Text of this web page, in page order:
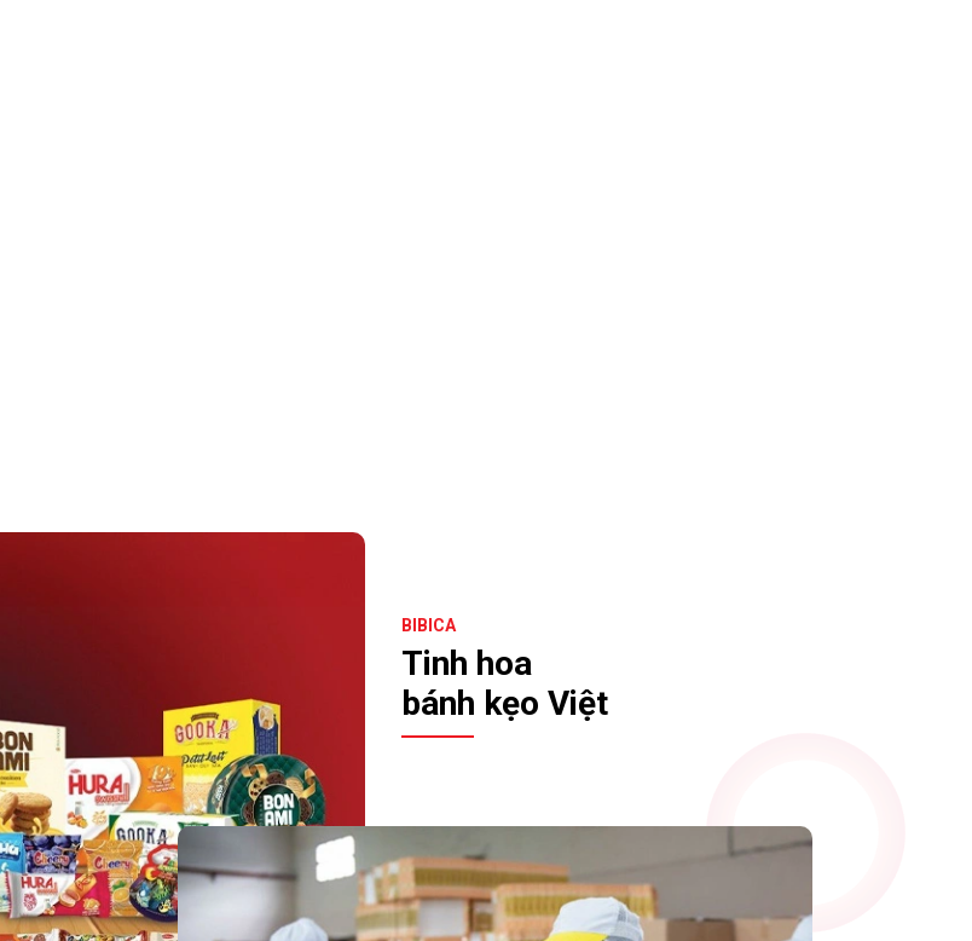
BIBICA
Tinh hoa
bánh kẹo Việt